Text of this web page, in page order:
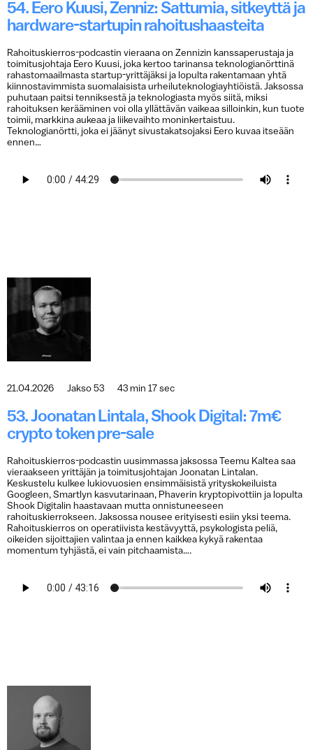
54. Eero Kuusi, Zenniz: Sattumia, sitkeyttä ja
hardware-startupin rahoitushaasteita
Rahoituskierros-podcastin vieraana on Zennizin kanssaperustaja ja
toimitusjohtaja Eero Kuusi, joka kertoo tarinansa teknologianörttinä
rahastomaailmasta startup-yrittäjäksi ja lopulta rakentamaan yhtä
kiinnostavimmista suomalaisista urheiluteknologiayhtiöistä. Jaksossa
puhutaan paitsi tenniksestä ja teknologiasta myös siitä, miksi
rahoituksen kerääminen voi olla yllättävän vaikeaa silloinkin, kun tuote
toimii, markkina aukeaa ja liikevaihto moninkertaistuu.
Teknologianörtti, joka ei jäänyt sivustakatsojaksi Eero kuvaa itseään
ennen…
21.04.2026 Jakso 53 43 min 17 sec
53. Joonatan Lintala, Shook Digital: 7m€
crypto token pre-sale
Rahoituskierros-podcastin uusimmassa jaksossa Teemu Kaltea saa
vieraakseen yrittäjän ja toimitusjohtajan Joonatan Lintalan.
Keskustelu kulkee lukiovuosien ensimmäisistä yrityskokeiluista
Googleen, Smartlyn kasvutarinaan, Phaverin kryptopivottiin ja lopulta
Shook Digitalin haastavaan mutta onnistuneeseen
rahoituskierrokseen. Jaksossa nousee erityisesti esiin yksi teema.
Rahoituskierros on operatiivista kestävyyttä, psykologista peliä,
oikeiden sijoittajien valintaa ja ennen kaikkea kykyä rakentaa
momentum tyhjästä, ei vain pitchaamista….